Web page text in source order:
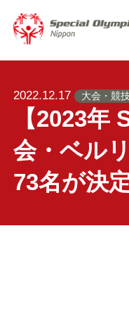
2022.12.17 大会・競
【2023年
会・ベル
73名が決